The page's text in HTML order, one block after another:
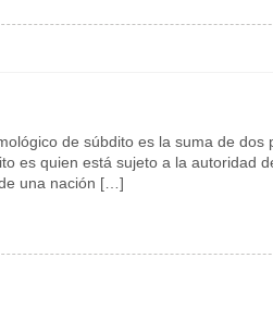
de súbdito es la suma de
es quien está sujeto a la autoridad
una nación […]